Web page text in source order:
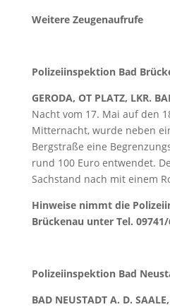
Weitere Zeugenaufrufe
Polizeiinspektion Bad
GERODA, OT PLATZ, LKR.
Nacht vom 17. Mai auf den
Mitternacht, wurde neben
Bergstraße eine
rund 100 Euro entwendet.
Sachstand nach mit einem
Hinweise nimmt die
Brückenau unter Tel.
Polizeiinspektion Bad
BAD NEUSTADT A. D.